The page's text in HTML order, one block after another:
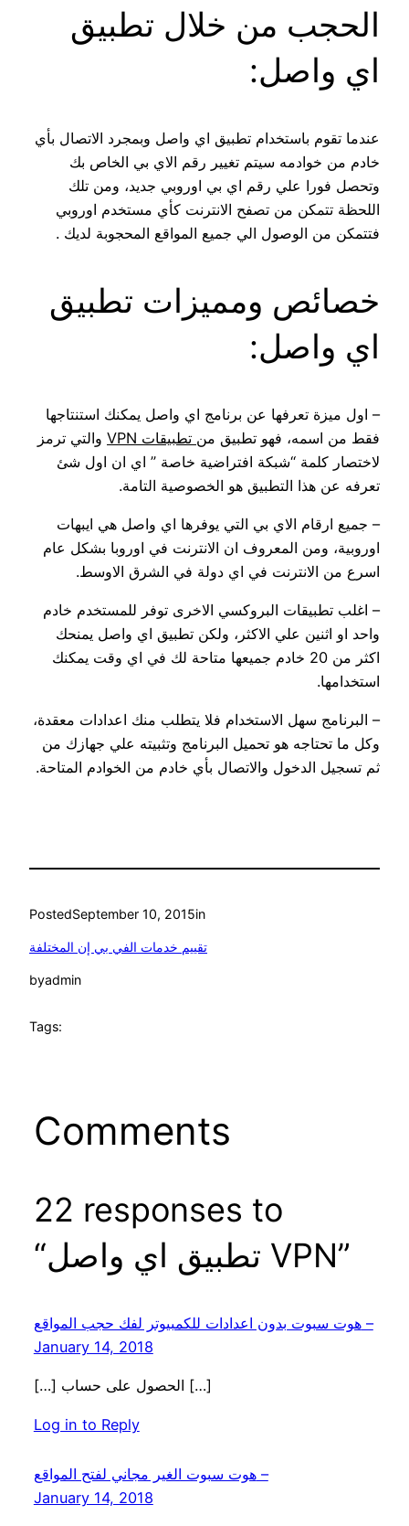
الحجب من خلال تطبيق
اي واصل:
عندما تقوم باستخدام تطبيق اي واصل وبمجرد الاتصال بأي
خادم من خوادمه سيتم تغيير رقم الاي بي الخاص بك
وتحصل فورا علي رقم اي بي اوروبي جديد، ومن تلك
اللحظة تتمكن من تصفح الانترنت كأي مستخدم اوروبي
فتتمكن من الوصول الي جميع المواقع المحجوبة لديك .
خصائص ومميزات تطبيق
اي واصل:
– اول ميزة تعرفها عن برنامج اي واصل يمكنك استنتاجها
فقط من اسمه، فهو تطبيق من تطبيقات VPN
والتي ترمز
لاختصار كلمة “شبكة افتراضية خاصة ” اي ان اول شئ
تعرفه عن هذا التطبيق هو الخصوصية التامة.
– جميع ارقام الاي بي التي يوفرها اي واصل هي ايبهات
اوروبية، ومن المعروف ان الانترنت في اوروبا بشكل عام
اسرع من الانترنت في اي دولة في الشرق الاوسط.
– اغلب تطبيقات البروكسي الاخرى توفر للمستخدم خادم
واحد او اثنين علي الاكثر، ولكن تطبيق اي واصل يمنحك
اكثر من 20 خادم جميعها متاحة لك في اي وقت يمكنك
استخدامها.
– البرنامج سهل الاستخدام فلا يتطلب منك اعدادات معقدة،
وكل ما تحتاجه هو تحميل البرنامج وتثبيته علي جهازك من
ثم تسجيل الدخول والاتصال بأي خادم من الخوادم المتاحة.
PostedSeptember 10, 2015in
تقييم خدمات الفي بي إن المختلفة
byadmin
Tags:
Comments
22 responses to
“تطبيق اي واصل VPN”
هوت سبوت بدون اعدادات للكمبيوتر لفك حجب المواقع –
January 14, 2018
[…] الحصول على حساب […]
Log in to Reply
هوت سبوت الغير مجاني لفتح المواقع –
January 14, 2018